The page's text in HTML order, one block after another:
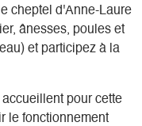
cheptel d'Anne-Laure
ânesses, poules et
et participez à la
pour cette
le fonctionnement